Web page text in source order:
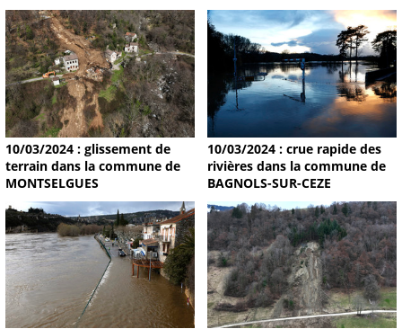
10/03/2024 : glissement de
terrain dans la commune de
MONTSELGUES
10/03/2024 : crue rapide des
rivières dans la commune de
BAGNOLS-SUR-CEZE